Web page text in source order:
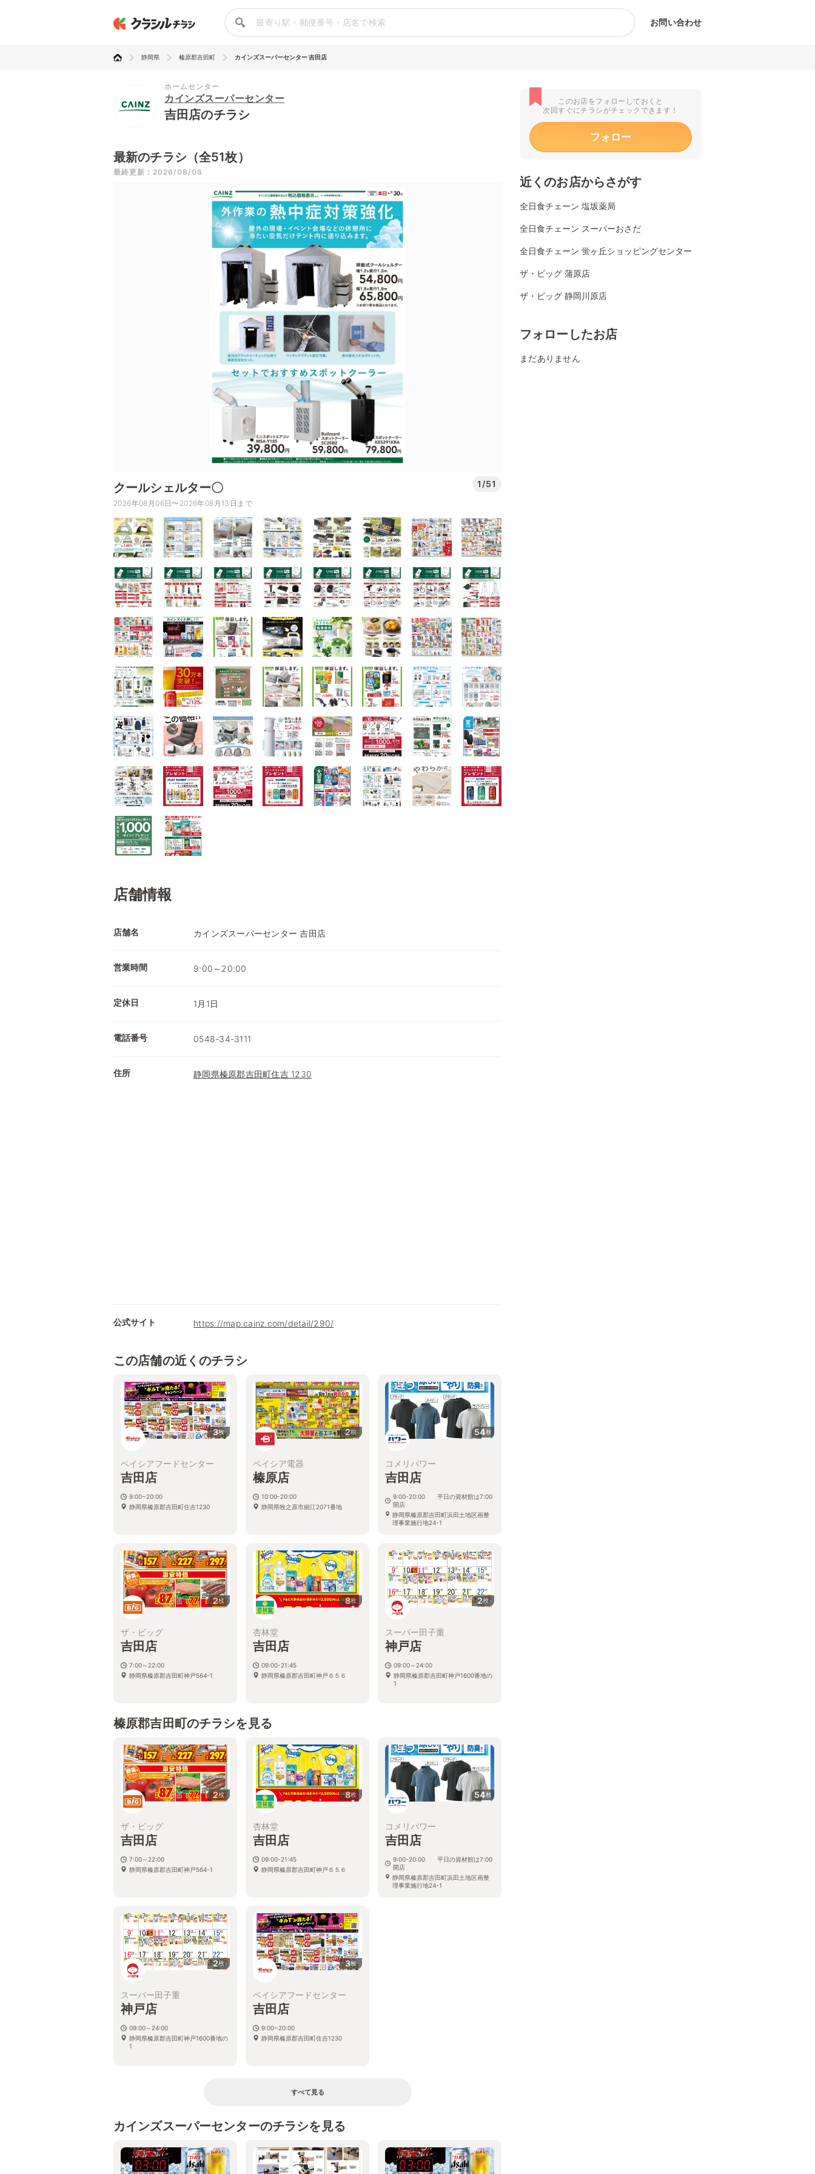
お問い合わせ
静岡県 榛原郡吉田町 カインズスーパーセンター 吉田店
ホームセンター
カインズスーパーセンター
吉田店のチラシ
最新のチラシ（全51枚）
最終更新：2026/08/06
クールシェルター〇 1/51
2026年08月06日〜2026年08月13日まで
店舗情報
店舗名 カインズスーパーセンター 吉田店
営業時間 9:00～20:00
定休日 1月1日
電話番号 0548-34-3111
住所 静岡県榛原郡吉田町住吉 1230
公式サイト https://map.cainz.com/detail/290/
この店舗の近くのチラシ
3枚
ベイシアフードセンター
吉田店
9:00~20:00
静岡県榛原郡吉田町住吉1230
2枚
ベイシア電器
榛原店
10:00-20:00
静岡県牧之原市細江2071番地
54枚
コメリパワー
吉田店
9:00-20:00 平日の資材館は7:00
開店
静岡県榛原郡吉田町浜田土地区画整
理事業施行地24-1
2枚
ザ・ビッグ
吉田店
7:00～22:00
静岡県榛原郡吉田町神戸564-1
8枚
杏林堂
吉田店
09:00-21:45
静岡県榛原郡吉田町神戸６５６
2枚
スーパー田子重
神戸店
09:00～24:00
静岡県榛原郡吉田町神戸1600番地の
1
榛原郡吉田町のチラシを見る
2枚
ザ・ビッグ
吉田店
7:00～22:00
静岡県榛原郡吉田町神戸564-1
8枚
杏林堂
吉田店
09:00-21:45
静岡県榛原郡吉田町神戸６５６
54枚
コメリパワー
吉田店
9:00-20:00 平日の資材館は7:00
開店
静岡県榛原郡吉田町浜田土地区画整
理事業施行地24-1
2枚
スーパー田子重
神戸店
09:00～24:00
静岡県榛原郡吉田町神戸1600番地の
1
3枚
ベイシアフードセンター
吉田店
9:00~20:00
静岡県榛原郡吉田町住吉1230
すべて見る
カインズスーパーセンターのチラシを見る
このお店をフォローしておくと
次回すぐにチラシがチェックできます！
フォロー
近くのお店からさがす
全日食チェーン 塩坂薬局
全日食チェーン スーパーおさだ
全日食チェーン 蛍ヶ丘ショッピングセンター
ザ・ビッグ 蒲原店
ザ・ビッグ 静岡川原店
フォローしたお店
まだありません